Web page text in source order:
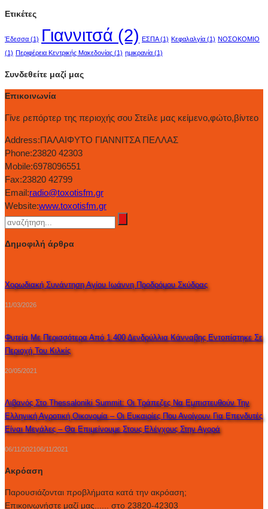
Ετικέτες
Έδεσσα (1) Γιαννιτσά (2) ΕΣΠΑ(1) Κεφαλαλγία (1) ΝΟΣΟΚΟΜΙΟ
(1) Περιφέρεια Κεντρικής Μακεδονίας (1) ημικρανία (1)
Συνδεθείτε μαζί μας
Επικοινωνία
Γίνε ρεπόρτερ της περιοχής σου Στείλε μας κείμενο,φώτο,βίντεο
Address:ΠΑΛΑΙΦΥΤΟ ΓΙΑΝΝΙΤΣΑ ΠΕΛΛΑΣ
Phone:23820 42303
Mobile:6978096551
Fax:23820 42799
Email:radio@toxotisfm.gr
Website:www.toxotisfm.gr
Δημοφιλή άρθρα
Χορωδιακή Συνάντηση Αγίου Ιωάννη Προδρόμου Σκύδρας
11/03/2026
Φυτεία Με Περισσότερα Από 1.400 Δενδρύλλια Κάνναβης Εντοπίστηκε Σε
Περιοχή Του Κιλκίς
20/05/2021
Λιβανός Στο Thessaloniki Summit: Οι Τράπεζες Να Εμπιστευθούν Την
Ελληνική Αγροτική Οικονομία – Οι Ευκαιρίες Που Ανοίγουν Για Επενδυτές
Είναι Μεγάλες – Θα Επιμείνουμε Στους Ελέγχους Στην Αγορά
06/11/202106/11/2021
Ακρόαση
Παρουσιάζονται προβλήματα κατά την ακρόαση;
Επικοινωνήστε μαζί μας...... στο 23820-42303